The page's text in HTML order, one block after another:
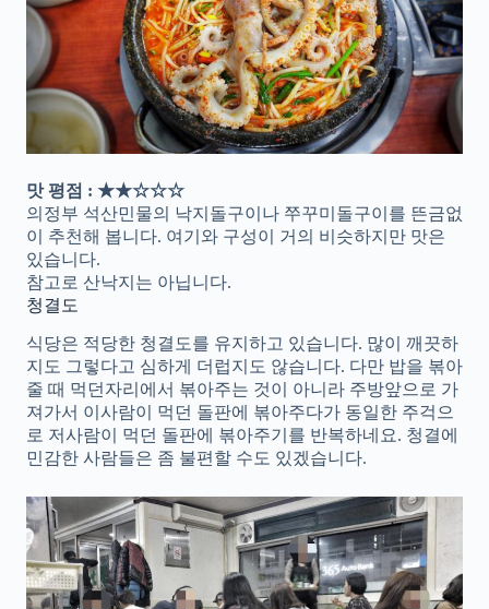
맛 평점 : ★★☆☆☆
의정부 석산민물의 낙지돌구이나 쭈꾸미돌구이를 뜬금없
이 추천해 봅니다. 여기와 구성이 거의 비슷하지만 맛은
있습니다.
참고로 산낙지는 아닙니다.
청결도
식당은 적당한 청결도를 유지하고 있습니다. 많이 깨끗하
지도 그렇다고 심하게 더럽지도 않습니다. 다만 밥을 볶아
줄 때 먹던자리에서 볶아주는 것이 아니라 주방앞으로 가
져가서 이사람이 먹던 돌판에 볶아주다가 동일한 주걱으
로 저사람이 먹던 돌판에 볶아주기를 반복하네요. 청결에
민감한 사람들은 좀 불편할 수도 있겠습니다.